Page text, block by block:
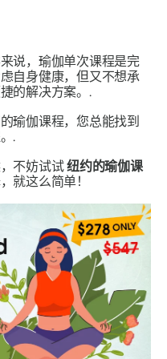
说，瑜伽单次课程是完
自身健康，但又不想承
的解决方案。.
瑜伽课程，您总能找到
.
不妨试试纽约的瑜伽课
就这么简单！